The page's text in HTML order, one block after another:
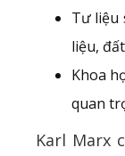
Tư liệu
liệu,
Khoa
quan
Karl Marx